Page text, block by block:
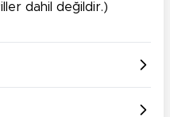
dahil değildir.)